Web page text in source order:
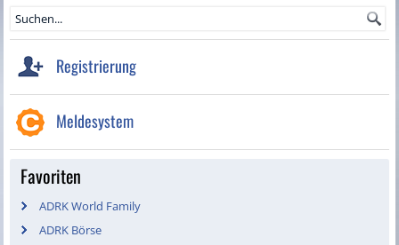
Registrierung
Meldesystem
Favoriten
ADRK World Family
ADRK Börse